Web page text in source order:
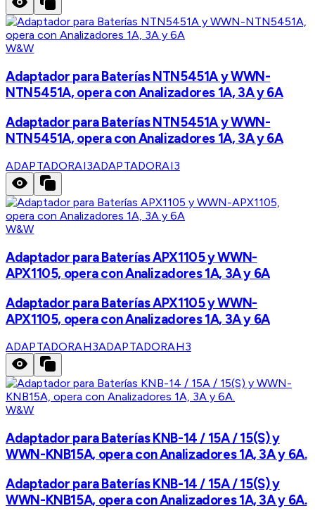
W&W
Adaptador para Baterías NTN5451A y WWN-
NTN5451A, opera con Analizadores 1A, 3A y 6A
Adaptador para Baterías NTN5451A y WWN-
NTN5451A, opera con Analizadores 1A, 3A y 6A
ADAPTADORAI3ADAPTADORAI3
W&W
Adaptador para Baterías APX1105 y WWN-
APX1105, opera con Analizadores 1A, 3A y 6A
Adaptador para Baterías APX1105 y WWN-
APX1105, opera con Analizadores 1A, 3A y 6A
ADAPTADORAH3ADAPTADORAH3
W&W
Adaptador para Baterías KNB-14 / 15A / 15(S) y
WWN-KNB15A, opera con Analizadores 1A, 3A y 6A.
Adaptador para Baterías KNB-14 / 15A / 15(S) y
WWN-KNB15A, opera con Analizadores 1A, 3A y 6A.